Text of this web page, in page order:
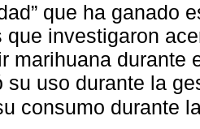
que ha ganado
que investigaron
marihuana durante
su uso durante la
consumo durante